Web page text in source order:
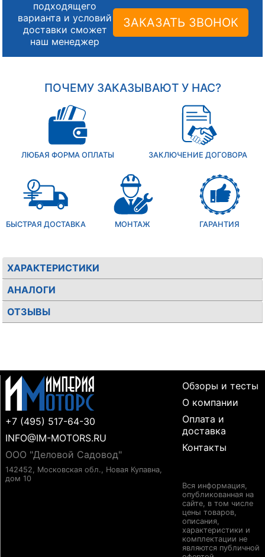
подходящего
варианта и условий
доставки сможет
наш менеджер
ЗАКАЗАТЬ ЗВОНОК
ПОЧЕМУ ЗАКАЗЫВАЮТ У НАС?
ЛЮБАЯ ФОРМА ОПЛАТЫ ЗАКЛЮЧЕНИЕ ДОГОВОРА
БЫСТРАЯ ДОСТАВКА МОНТАЖ ГАРАНТИЯ
ХАРАКТЕРИСТИКИ
АНАЛОГИ
ОТЗЫВЫ
+7 (495) 517-64-30
INFO@IM-MOTORS.RU
ООО "Деловой Садовод"
142452, Московская обл., Новая Купавна,
дом 10
Обзоры и тесты
О компании
Оплата и
доставка
Контакты
Вся информация,
опубликованная на
сайте, в том числе
цены товаров,
описания,
характеристики и
комплектации не
являются публичной